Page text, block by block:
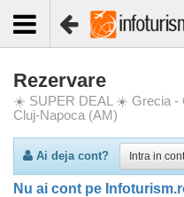
Rezervare
☀️ SUPER DEAL ☀️ Grecia
Cluj-Napoca (AM)
Ai deja cont? Intra in
Nu ai cont pe